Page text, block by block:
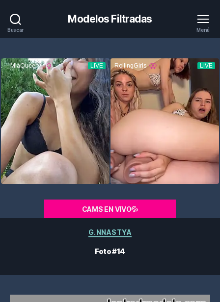
Buscar
Modelos Filtradas
Menú
CAMS EN VIVO💦
Categorías
G.NNASTYA
Foto #14